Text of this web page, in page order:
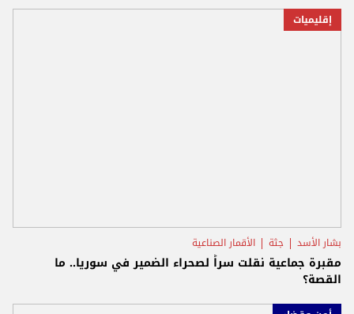
إقليميات
بشار الأسد جثة الأقمار الصناعية
مقبرة جماعية نقلت سراً لصحراء الضمير في سوريا.. ما
القصة؟